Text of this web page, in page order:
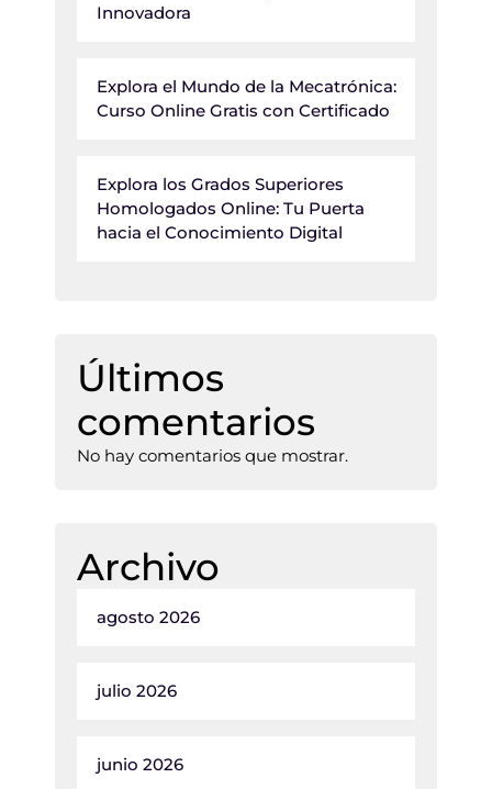
Innovadora
Explora el Mundo de la Mecatrónica:
Curso Online Gratis con Certificado
Explora los Grados Superiores
Homologados Online: Tu Puerta
hacia el Conocimiento Digital
Últimos
comentarios
No hay comentarios que mostrar.
Archivo
agosto 2026
julio 2026
junio 2026